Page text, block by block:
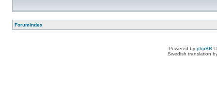
Forumindex
Powered by phpBB
Swedish translation